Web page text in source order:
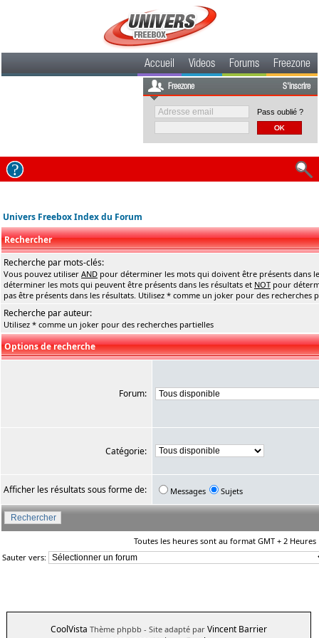
Accueil Videos Forums Freezone
Freezone S'inscrire
Pass oublié ?
Univers Freebox Index du Forum
Rechercher
Recherche par mots-clés:
Vous pouvez utiliser AND pour déterminer les mots qui doivent être présents dans
déterminer les mots qui peuvent être présents dans les résultats et NOT pour
pas être présents dans les résultats. Utilisez * comme un joker pour des recherches
Recherche par auteur:
Utilisez * comme un joker pour des recherches partielles
Options de recherche
Forum:
Catégorie:
Afficher les résultats sous forme de: Messages Sujets
Toutes les heures sont au format GMT + 2 Heures
Sauter vers:
CoolVista Thème phpbb - Site adapté par Vincent Barrier